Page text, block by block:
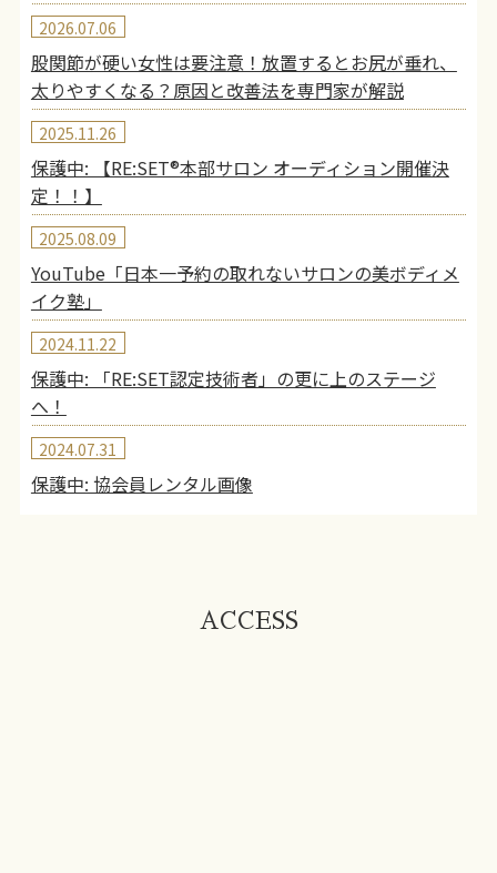
股関節が硬い女性は要注意！放置するとお尻が垂れ、
太りやすくなる？原因と改善法を専門家が解説
2026.07.06
保護中: 【RE:SET®︎本部サロン オーディション開催決
定！！】
2025.11.26
YouTube「日本一予約の取れないサロンの美ボディメ
イク塾」
2025.08.09
保護中: 「RE:SET認定技術者」の更に上のステージ
へ！
2024.11.22
保護中: 協会員レンタル画像
2024.07.31
ACCESS